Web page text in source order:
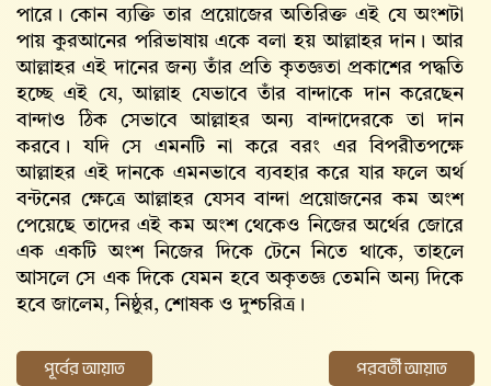
পারে। কোন ব্যক্তি তার প্রয়োজের অতিরিক্ত এই যে অংশটা
পায় কুরআনের পরিভাষায় একে বলা হয় আল্লাহর দান। আর
আল্লাহর এই দানের জন্য তাঁর প্রতি কৃতজ্ঞতা প্রকাশের পদ্ধতি
হচ্ছে এই যে, আল্লাহ‌ যেভাবে তাঁর বান্দাকে দান করেছেন
বান্দাও ঠিক সেভাবে আল্লাহর অন্য বান্দাদেরকে তা দান
করবে। যদি সে এমনটি না করে বরং এর বিপরীতপক্ষে
আল্লাহর এই দানকে এমনভাবে ব্যবহার করে যার ফলে অর্থ
বন্টনের ক্ষেত্রে আল্লাহর যেসব বান্দা প্রয়োজনের কম অংশ
পেয়েছে তাদের এই কম অংশ থেকেও নিজের অর্থের জোরে
এক একটি অংশ নিজের দিকে টেনে নিতে থাকে, তাহলে
আসলে সে এক দিকে যেমন হবে অকৃতজ্ঞ তেমনি অন্য দিকে
হবে জালেম, নিষ্ঠুর, শোষক ও দুশ্চরিত্র।
পূর্বের আয়াত পরবর্তী আয়াত